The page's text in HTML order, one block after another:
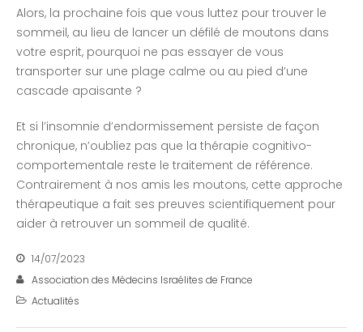
Alors, la prochaine fois que vous luttez pour trouver le
sommeil, au lieu de lancer un défilé de moutons dans
votre esprit, pourquoi ne pas essayer de vous
transporter sur une plage calme ou au pied d’une
cascade apaisante ?
Et si l’insomnie d’endormissement persiste de façon
chronique, n’oubliez pas que la thérapie cognitivo-
comportementale reste le traitement de référence.
Contrairement à nos amis les moutons, cette approche
thérapeutique a fait ses preuves scientifiquement pour
aider à retrouver un sommeil de qualité.
14/07/2023
Association des Médecins Israélites de France
Actualités